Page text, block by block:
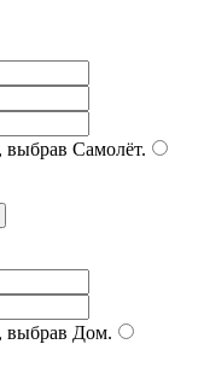
выбрав Самолёт.
выбрав Дом.